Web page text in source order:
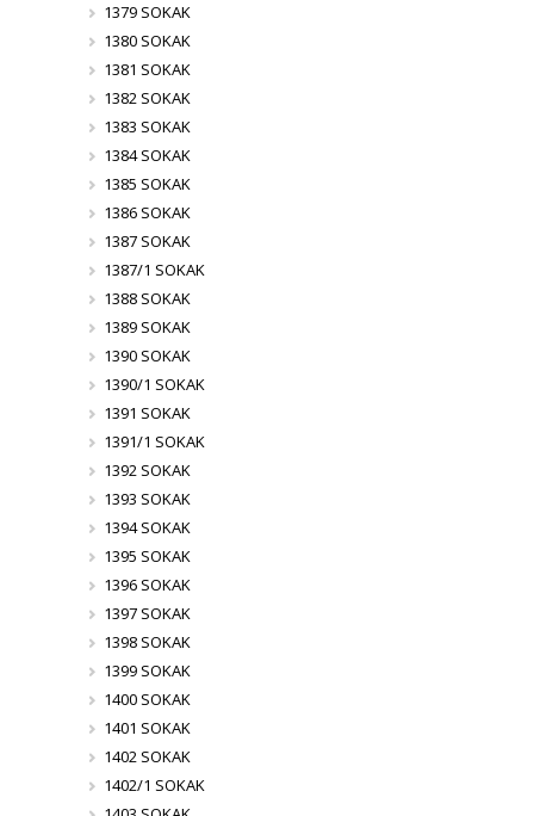
1379 SOKAK
1380 SOKAK
1381 SOKAK
1382 SOKAK
1383 SOKAK
1384 SOKAK
1385 SOKAK
1386 SOKAK
1387 SOKAK
1387/1 SOKAK
1388 SOKAK
1389 SOKAK
1390 SOKAK
1390/1 SOKAK
1391 SOKAK
1391/1 SOKAK
1392 SOKAK
1393 SOKAK
1394 SOKAK
1395 SOKAK
1396 SOKAK
1397 SOKAK
1398 SOKAK
1399 SOKAK
1400 SOKAK
1401 SOKAK
1402 SOKAK
1402/1 SOKAK